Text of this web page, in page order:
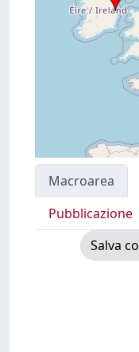
Macroarea
Pubblicazione
Salva